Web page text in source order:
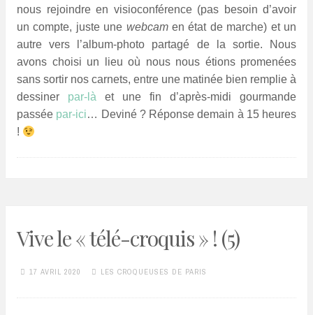
nous rejoindre en visioconférence (pas besoin d’avoir
un compte, juste une webcamen état de marche) et un
autre vers l’album-photo partagé de la sortie. Nous
avons choisi un lieu où nous nous étions promenées
sans sortir nos carnets, entre une matinée bien remplie à
dessiner par-là et une fin d’après-midi gourmande
passée par-ici… Deviné ? Réponse demain à 15 heures
!
Vive le « télé-croquis » ! (5)
17 AVRIL 2020 LES CROQUEUSES DE PARIS